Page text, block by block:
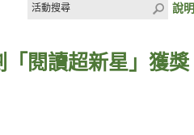
說明
閱讀超新星」獲獎